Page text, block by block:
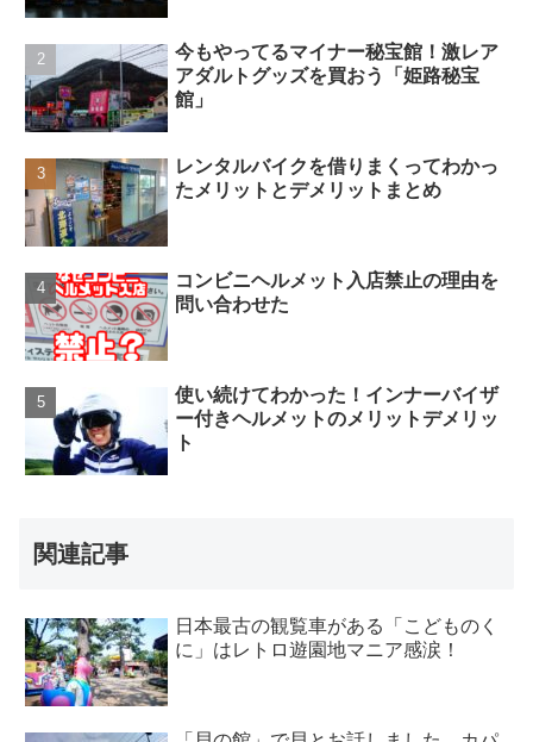
今もやってるマイナー秘宝館！激レア
アダルトグッズを買おう「姫路秘宝
館」
レンタルバイクを借りまくってわかっ
たメリットとデメリットまとめ
コンビニヘルメット入店禁止の理由を
問い合わせた
使い続けてわかった！インナーバイザ
ー付きヘルメットのメリットデメリッ
ト
関連記事
日本最古の観覧車がある「こどものく
に」はレトロ遊園地マニア感涙！